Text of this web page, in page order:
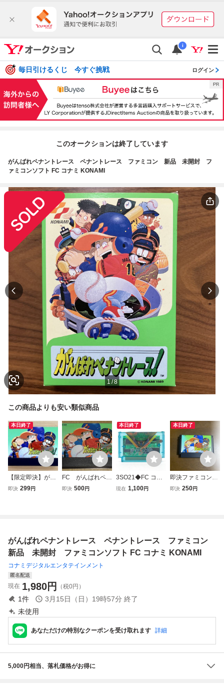
i
毎日引けるくじ 今すぐ挑戦 ログイン
このオークションは終了しています
がんばれペナントレース ペナントレース ファミコン 新品 未開封 フ
ァミコンソフト FC コナミ KONAMI
1 /8
この商品よりも安い類似商品
本日終了
【限定即決】がん
ばれペナントレー
即決 299円
FC がんばれペナ
ントレース！ フ
即決 500円
本日終了
3SO21◆FC コナ
ミ RC821 沙羅曼
現在 1,100円
本日終了
即決ファミコンソ
フト がんばれペナ
即決 250円
がんばれペナントレース ペナントレース ファミコン
新品 未開封 ファミコンソフト FC コナミ KONAMI
コナミデジタルエンタテインメント
匿名配送
現在 1,980円 （税0円）
1件 3月15日（日）19時57分 終了
未使用
あなただけの特別なクーポンを受け取れます 詳細
5,000円相当、落札価格がお得に